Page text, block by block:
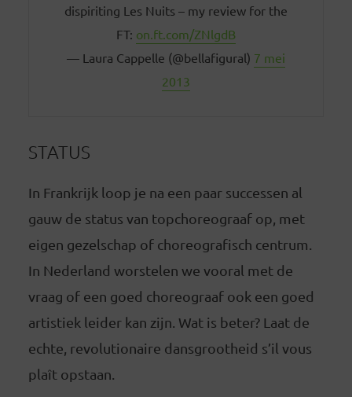
dispiriting Les Nuits – my review for the
FT: on.ft.com/ZNlgdB
— Laura Cappelle (@bellafigural) 7 mei
2013
STATUS
In Frankrijk loop je na een paar successen al
gauw de status van topchoreograaf op, met
eigen gezelschap of choreografisch centrum.
In Nederland worstelen we vooral met de
vraag of een goed choreograaf ook een goed
artistiek leider kan zijn. Wat is beter? Laat de
echte, revolutionaire dansgrootheid s’il vous
plaît opstaan.